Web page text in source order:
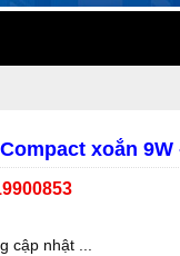
xoắn 9W
cập nhật ...